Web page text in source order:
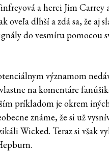
a herci Jim Carrey
oveľa dlhší a zdá sa, že aj
do vesmíru pomocou
významom
na komentáre
príkladom je okrem
známe, že si už
Wicked. Teraz si však